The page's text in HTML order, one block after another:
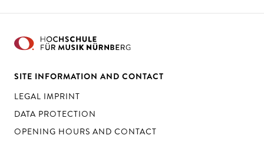
SITE INFORMATION AND CONTACT
LEGAL IMPRINT
DATA PROTECTION
OPENING HOURS AND CONTACT